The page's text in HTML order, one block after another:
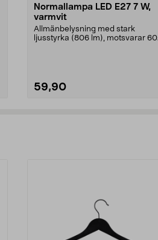
Normallampa LED E27 7 W,
varmvit
Allmänbelysning med stark
ljusstyrka (806 lm), motsvarar 60
59,90